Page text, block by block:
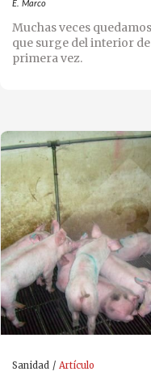
E. Marco
Muchas veces
que surge del interior
primera vez.
Sanidad Artículo